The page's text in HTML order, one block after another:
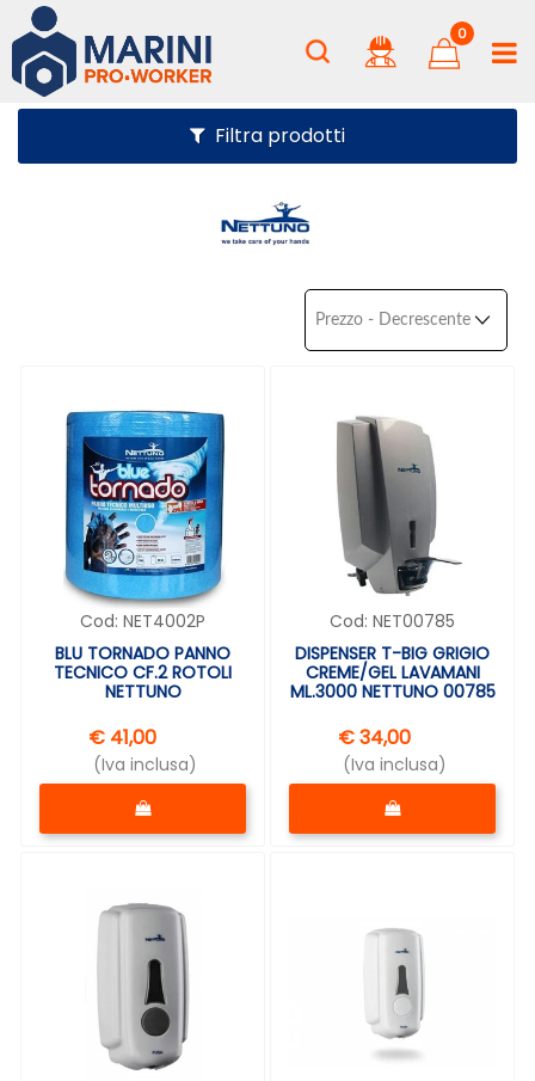
0
Filtra prodotti
Cod: NET4002P
BLU TORNADO PANNO
TECNICO CF.2 ROTOLI
NETTUNO
€ 41,00
(Iva inclusa)
Quantità
Cod: NET00785
DISPENSER T-BIG GRIGIO
CREME/GEL LAVAMANI
ML.3000 NETTUNO 00785
€ 34,00
(Iva inclusa)
Quantità